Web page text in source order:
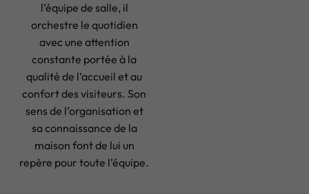
l’équipe de salle, il
orchestre le quotidien
avec une attention
constante portée à la
qualité de l’accueil et au
confort des visiteurs. Son
sens de l’organisation et
sa connaissance de la
maison font de lui un
repère pour toute l’équipe.